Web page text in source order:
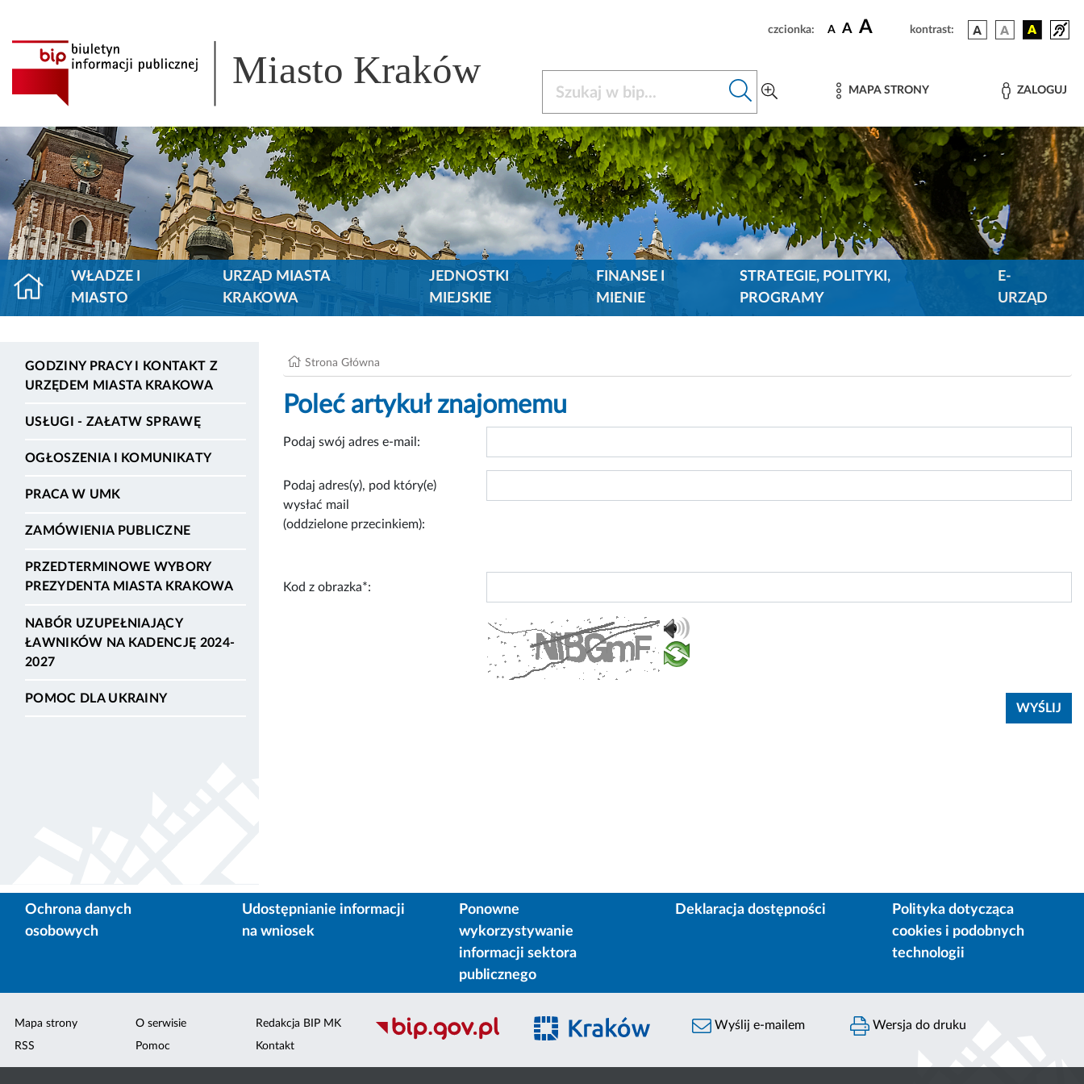
czcionka: A A A kontrast:
Miasto Kraków MAPA STRONY ZALOGUJ
WŁADZE I
MIASTO
URZĄD MIASTA
KRAKOWA
JEDNOSTKI
MIEJSKIE
FINANSE I
MIENIE
STRATEGIE, POLITYKI,
PROGRAMY
E-
URZĄD
GODZINY PRACY I KONTAKT Z
URZĘDEM MIASTA KRAKOWA
USŁUGI - ZAŁATW SPRAWĘ
OGŁOSZENIA I KOMUNIKATY
PRACA W UMK
ZAMÓWIENIA PUBLICZNE
PRZEDTERMINOWE WYBORY
PREZYDENTA MIASTA KRAKOWA
NABÓR UZUPEŁNIAJĄCY
ŁAWNIKÓW NA KADENCJĘ 2024-
2027
POMOC DLA UKRAINY
Strona Główna
Poleć artykuł znajomemu
Podaj swój adres e-mail:
Podaj adres(y), pod który(e)
wysłać mail
(oddzielone przecinkiem):
Kod z obrazka*:
Ochrona danych
osobowych
Udostępnianie informacji
na wniosek
Ponowne
wykorzystywanie
informacji sektora
publicznego
Deklaracja dostępności
Polityka dotycząca
cookies i podobnych
technologii
Mapa strony
RSS
O serwisie
Pomoc
Redakcja BIP MK
Kontakt
Wyślij e-mailem Wersja do druku